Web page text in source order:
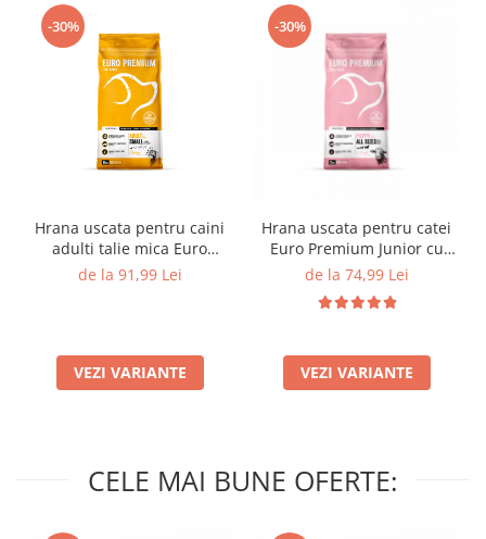
-30%
Hrana uscata pentru caini
adulti talie mica Euro
Premium cu miel si orez
de la 91,99 Lei
VEZI VARIANTE
-30%
Hrana uscata pentru catei
Euro Premium Junior cu
miel si orez – crestere
de la 74,99 Lei
VEZI VARIANTE
CELE MAI BUNE OFERTE: